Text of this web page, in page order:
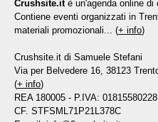
Crushsite.it è un'agenda online
Contiene eventi organizzati in
materiali promozionali... (+ info)
Crushsite.it di Samuele Stefani
Via per Belvedere 16, 38123
(+ info)
REA 180005 - P.IVA: 01815580228
CF. STFSML71P21L378C